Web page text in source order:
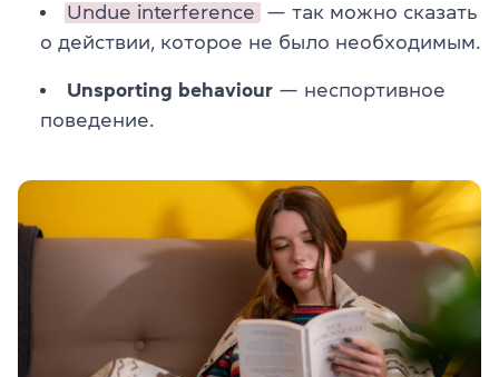
Undue interference
— так можно сказать
о действии, которое не было необходимым.
Unsporting behaviour — неспортивное
поведение.